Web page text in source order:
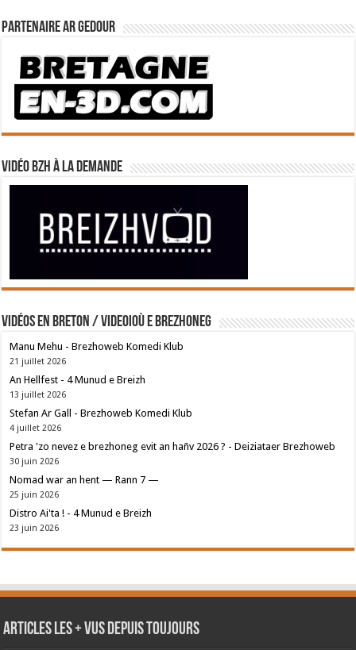
Partenaire Ar Gedour
Vidéo BZH à la demande
Vidéos en breton / Videoioù e brezhoneg
Manu Mehu - Brezhoweb Komedi Klub
21 juillet 2026
An Hellfest - 4 Munud e Breizh
13 juillet 2026
Stefan Ar Gall - Brezhoweb Komedi Klub
4 juillet 2026
Petra 'zo nevez e brezhoneg evit an hañv 2026 ? - Deiziataer Brezhoweb
30 juin 2026
Nomad war an hent — Rann 7 —
25 juin 2026
Distro Ai'ta ! - 4 Munud e Breizh
23 juin 2026
Articles les + vus depuis toujours